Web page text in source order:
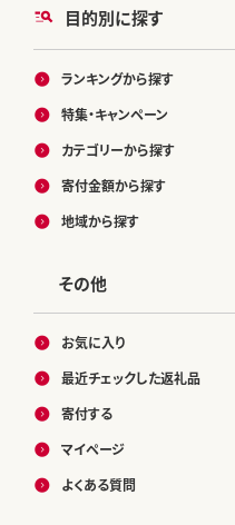
目的別に探す
ランキングから探す
特集・キャンペーン
カテゴリーから探す
寄付金額から探す
地域から探す
その他
お気に入り
最近チェックした返礼品
寄付する
マイページ
よくある質問